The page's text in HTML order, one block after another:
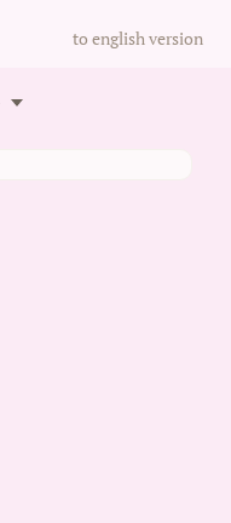
to english version